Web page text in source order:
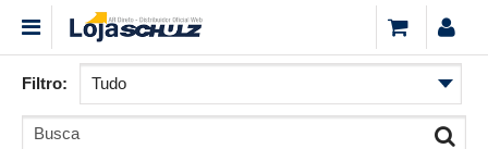
Filtro: